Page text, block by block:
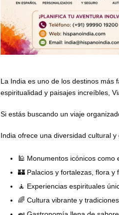
La India es uno de los destinos más
espiritualidad y paisajes increíbles,
Si estás buscando un viaje
India ofrece una diversidad cultural
🕌 Monumentos icónicos como
🏰 Palacios y fortalezas, flora
🧘 Experiencias espirituales
🌈 Cultura vibrante y